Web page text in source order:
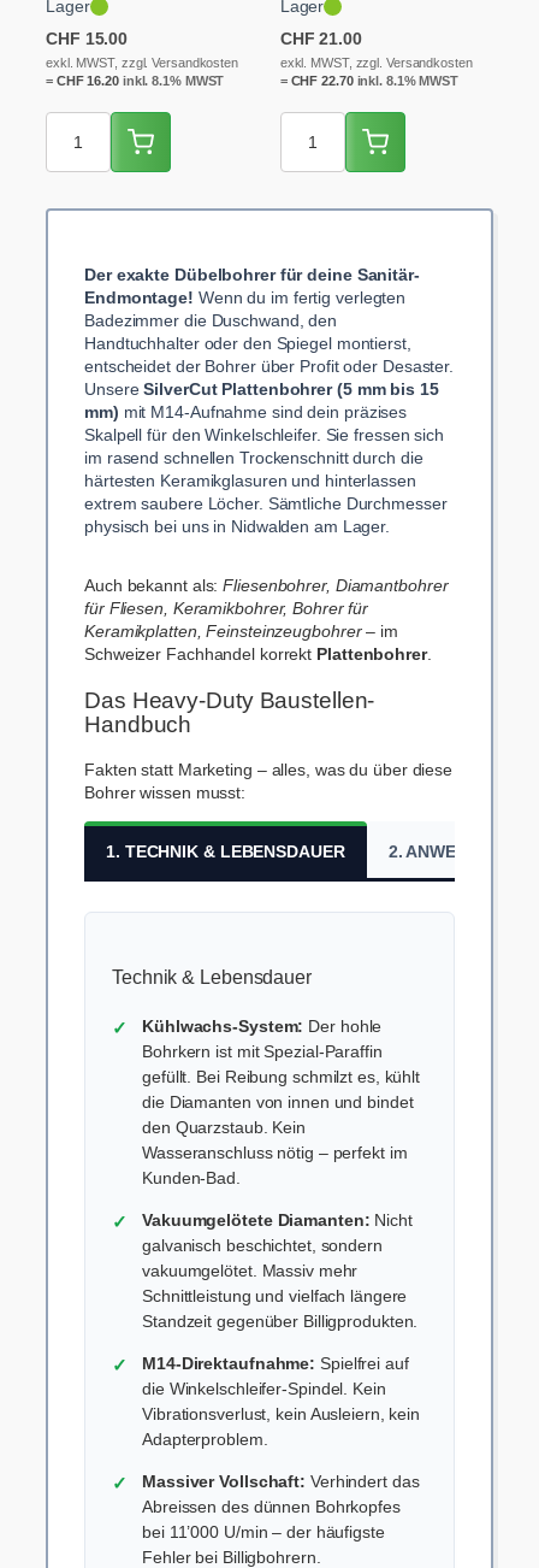
und Keramik. Diamantbohrer
mit M14-Aufnahme und…
Lager
CHF 15.00
exkl. MWST, zzgl. Versandkosten
= CHF16.20inkl. 8.1% MWST
und Keramik. Diamantbohrer
mit M14-Aufnahme und…
Lager
CHF 21.00
exkl. MWST, zzgl. Versandkosten
= CHF 22.70inkl. 8.1% MWST
Der exakte Dübelbohrer für deine Sanitär-
Endmontage! Wenn du im fertig verlegten
Badezimmer die Duschwand, den
Handtuchhalter oder den Spiegel montierst,
entscheidet der Bohrer über Profit oder Desaster.
UnsereSilverCut Plattenbohrer (5 mm bis 15
mm) mit M14-Aufnahme sind dein präzises
Skalpell für den Winkelschleifer. Sie fressen sich
im rasend schnellen Trockenschnitt durch die
härtesten Keramikglasuren und hinterlassen
extrem saubere Löcher. Sämtliche Durchmesser
physisch bei uns in Nidwalden am Lager.
Auch bekannt als:Fliesenbohrer, Diamantbohrer
für Fliesen, Keramikbohrer, Bohrer für
Keramikplatten, Feinsteinzeugbohrer– im
Schweizer Fachhandel korrekt Plattenbohrer.
Das Heavy-Duty Baustellen-
Handbuch
Fakten statt Marketing – alles, was du über diese
Bohrer wissen musst:
1. TECHNIK & LEBENSDAUER 2. ANWENDUNG
Technik & Lebensdauer
Kühlwachs-System: Der hohle
Bohrkern ist mit Spezial-Paraffin
gefüllt. Bei Reibung schmilzt es, kühlt
die Diamanten von innen und bindet
den Quarzstaub. Kein
Wasseranschluss nötig – perfekt im
Kunden-Bad.
Vakuumgelötete Diamanten: Nicht
galvanisch beschichtet, sondern
vakuumgelötet. Massiv mehr
Schnittleistung und vielfach längere
Standzeit gegenüber Billigprodukten.
M14-Direktaufnahme: Spielfrei auf
die Winkelschleifer-Spindel. Kein
Vibrationsverlust, kein Ausleiern, kein
Adapterproblem.
Massiver Vollschaft: Verhindert das
Abreissen des dünnen Bohrkopfes
bei 11’000 U/min – der häufigste
Fehler bei Billigbohrern.